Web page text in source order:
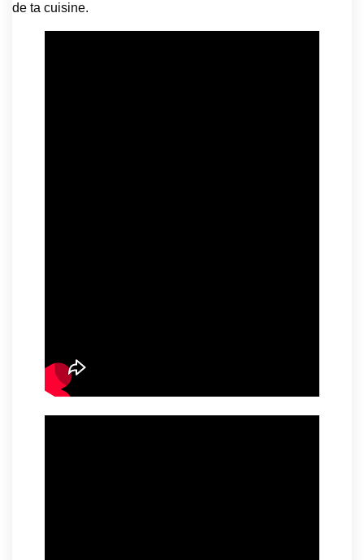
de ta cuisine.